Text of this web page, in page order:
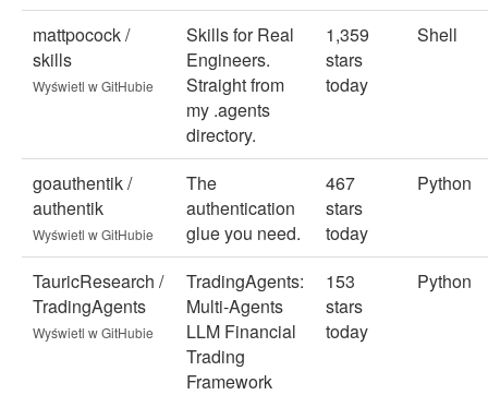
mattpocock /
skills
Wyświetl w GitHubie
Skills for Real
Engineers.
Straight from
my .agents
directory.
1,359
stars
today
Shell
goauthentik /
authentik
Wyświetl w GitHubie
The
authentication
glue you need.
467
stars
today
Python
TauricResearch /
TradingAgents
Wyświetl w GitHubie
TradingAgents:
Multi-Agents
LLM Financial
Trading
Framework
153
stars
today
Python